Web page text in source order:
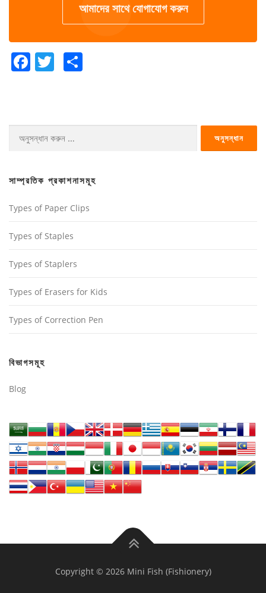
আমাদের সাথে যোগাযোগ করুন
Facebook
Twitter
সাম্প্রতিক প্রকাশনাসমূহ
Types of Paper Clips
Types of Staples
Types of Staplers
Types of Erasers for Kids
Types of Correction Pen
বিভাগসমূহ
Blog
Copyright © 2026 Mini Fish (Fishionery)